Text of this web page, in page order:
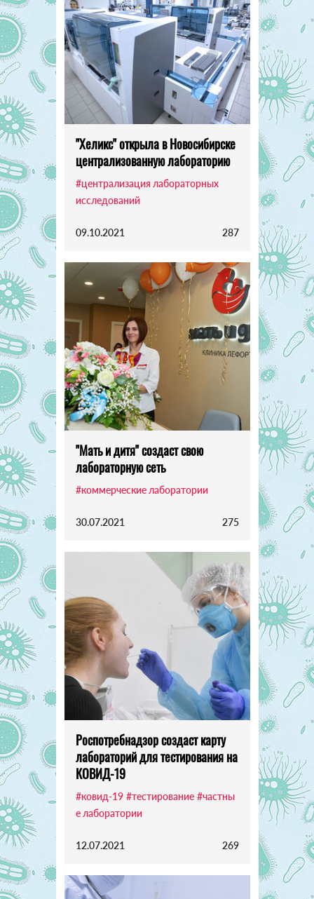
"Хеликс" открыла в Новосибирске
централизованную лабораторию
#централизация лабораторных
исследований
09.10.2021 287
"Мать и дитя" создаст свою
лабораторную сеть
#коммерческие лаборатории
30.07.2021 275
Роспотребнадзор создаст карту
лабораторий для тестирования на
КОВИД-19
#ковид-19 #тестирование #частны
е лаборатории
12.07.2021 269